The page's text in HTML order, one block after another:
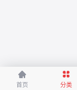

首页

分类